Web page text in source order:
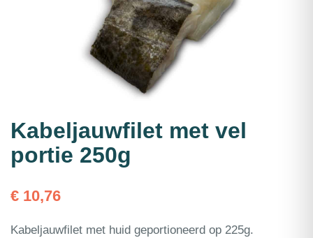
Kabeljauwfilet met vel
portie 250g
€ 10,76
Kabeljauwfilet met huid geportioneerd op 225g.